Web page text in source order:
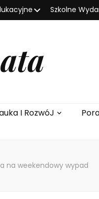
Szkolne
I RozwóJ
na weekendowy wypad